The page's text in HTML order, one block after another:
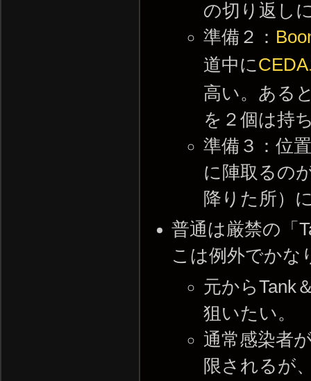
の切り返し
準備２：
道中に
高い。ある
を２個は持
準備３：位
に陣取るの
降りた所）
普通は厳禁の「
こは例外でかな
元からTank
狙いたい。
通常感染者
限されるが